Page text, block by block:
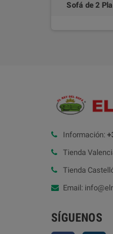
Sofá de 2
Información:
Tienda
Tienda
Email:
SÍGUENOS